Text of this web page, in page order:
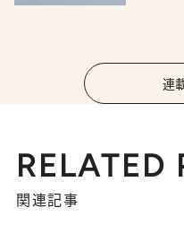
連
RELATED
関連記事